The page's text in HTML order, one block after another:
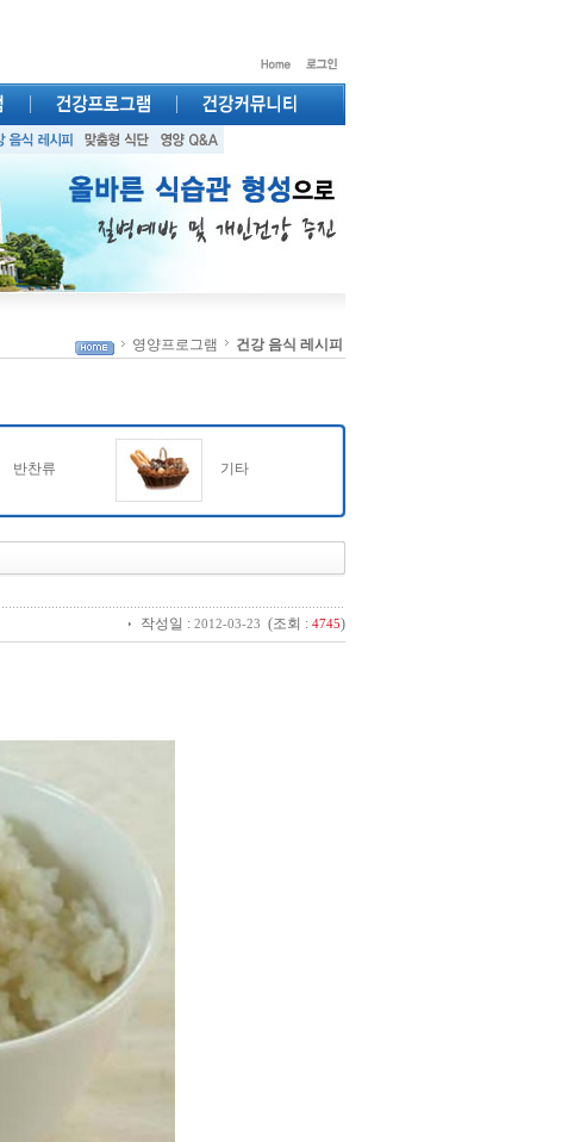
영양프로그램 건강 음식 레시피
반찬류 기타
작성일 : 2012-03-23 (조회 : 4745)